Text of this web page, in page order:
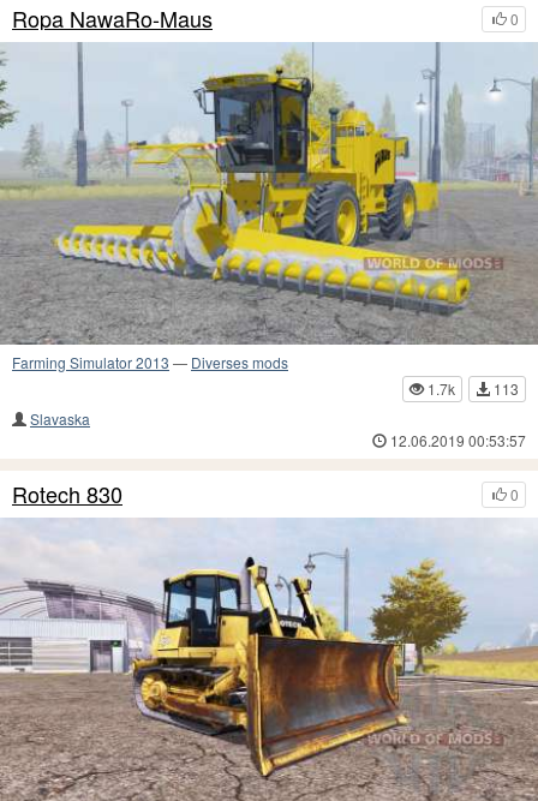
0
Ropa NawaRo-Maus
Farming Simulator 2013 — Diverses mods
1.7k
113
Slavaska
12.06.2019 00:53:57
0
Rotech 830